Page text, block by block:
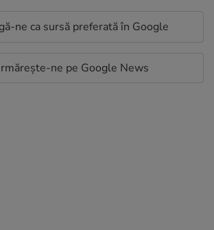
ne ca sursă preferată în Google
ne pe Google News